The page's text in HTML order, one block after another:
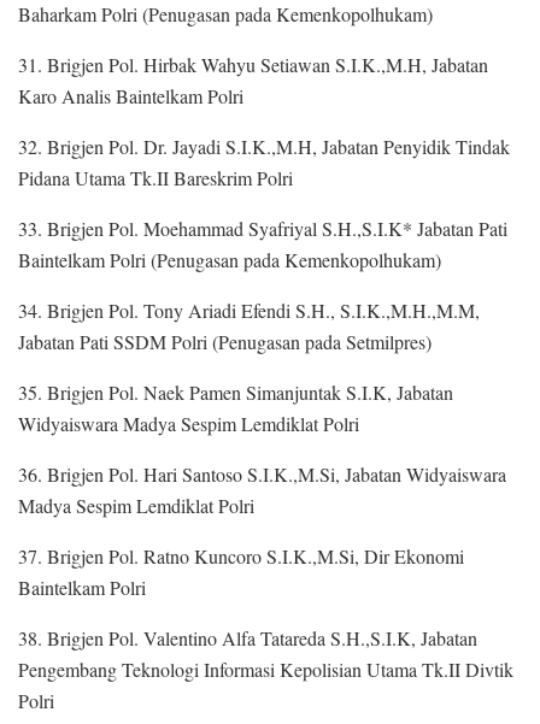
Baharkam Polri (Penugasan pada Kemenkopolhukam)
31. Brigjen Pol. Hirbak Wahyu Setiawan S.I.K.,M.H, Jabatan
Karo Analis Baintelkam Polri
32. Brigjen Pol. Dr. Jayadi S.I.K.,M.H, Jabatan Penyidik Tindak
Pidana Utama Tk.II Bareskrim Polri
33. Brigjen Pol. Moehammad Syafriyal S.H.,S.I.K* Jabatan Pati
Baintelkam Polri (Penugasan pada Kemenkopolhukam)
34. Brigjen Pol. Tony Ariadi Efendi S.H., S.I.K.,M.H.,M.M,
Jabatan Pati SSDM Polri (Penugasan pada Setmilpres)
35. Brigjen Pol. Naek Pamen Simanjuntak S.I.K, Jabatan
Widyaiswara Madya Sespim Lemdiklat Polri
36. Brigjen Pol. Hari Santoso S.I.K.,M.Si, Jabatan Widyaiswara
Madya Sespim Lemdiklat Polri
37. Brigjen Pol. Ratno Kuncoro S.I.K.,M.Si, Dir Ekonomi
Baintelkam Polri
38. Brigjen Pol. Valentino Alfa Tatareda S.H.,S.I.K, Jabatan
Pengembang Teknologi Informasi Kepolisian Utama Tk.II Divtik
Polri